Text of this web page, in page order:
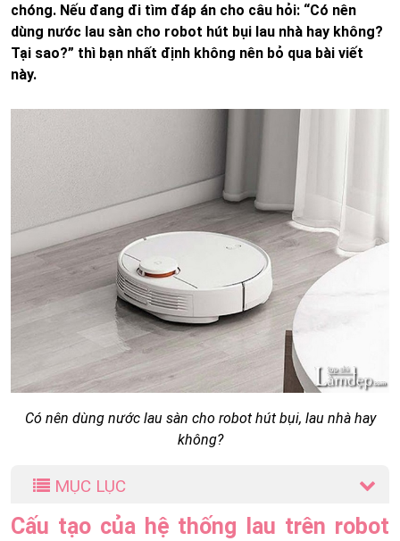
chóng. Nếu đang đi tìm đáp án cho câu hỏi: “Có nên
dùng nước lau sàn cho robot hút bụi lau nhà hay không?
Tại sao?” thì bạn nhất định không nên bỏ qua bài viết
này.
Có nên dùng nước lau sàn cho robot hút bụi, lau nhà hay
không?
MỤC LỤC
Cấu tạo của hệ thống lau trên robot